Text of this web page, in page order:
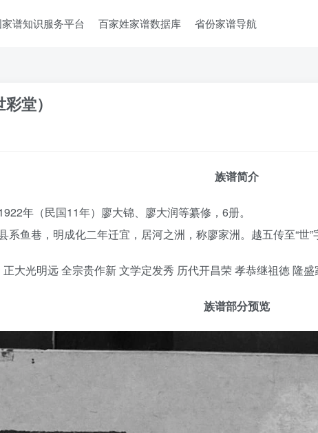
谱知识服务平台 百家姓家谱数据库 省份家谱导航
堂）
族谱简介
年（民国11年）廖大锦、廖大润等纂修，6册。
鱼巷，明成化二年迁宜，居河之洲，称廖家洲。越五传至“世
大光明远 全宗贵作新 文学定发秀 历代开昌荣 孝恭继祖徳 隆
族谱部分预览